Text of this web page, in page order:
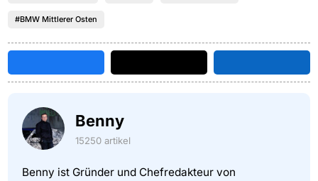
#BMW Mittlerer Osten
Benny
15250 artikel
Benny ist Gründer und Chefredakteur von